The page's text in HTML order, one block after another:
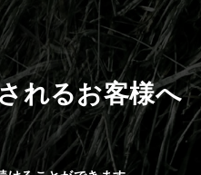
れるお客様へ